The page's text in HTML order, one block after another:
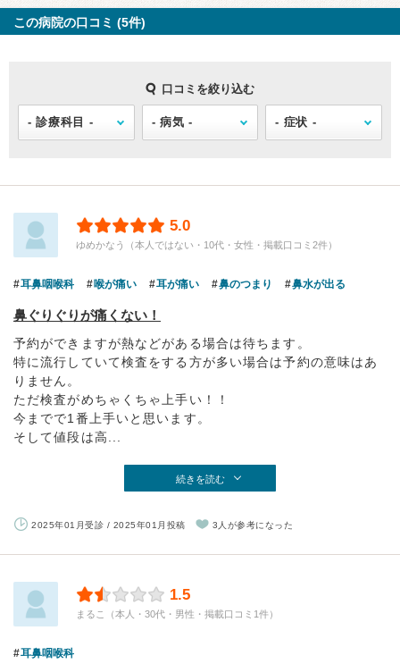
この病院の口コミ (5件)
口コミを絞り込む
5.0
ゆめかなう（本人ではない・10代・女性・掲載口コミ2件）
耳鼻咽喉科 喉が痛い 耳が痛い 鼻のつまり 鼻水が出る
鼻ぐりぐりが痛くない！
予約ができますが熱などがある場合は待ちます。
特に流行していて検査をする方が多い場合は予約の意味はあ
りません。
ただ検査がめちゃくちゃ上手い！！
今までで1番上手いと思います。
そして値段は高...
続きを読む
2025年01月受診 / 2025年01月投稿 3人が参考になった
1.5
まるこ（本人・30代・男性・掲載口コミ1件）
耳鼻咽喉科